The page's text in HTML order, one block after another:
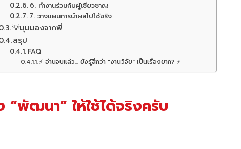
6. ทำงานร่วมกับผู้เชี่ยวชาญ
7. วางแผนการนำผลไปใช้จริง
💡มุมมองจากพี่
สรุป
FAQ
⚡ อ่านจบแล้ว... ยังรู้สึกว่า "งานวิจัย" เป็นเรื่องยาก? ⚡
“พัฒนา” ให้ใช้ได้จริงครับ